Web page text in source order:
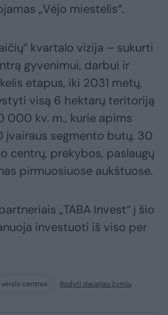
„Vėjo miestelis“.
kvartalo vizija – sukurti
gyvenimui, darbui ir
etapus, iki 2031 metų,
visą 6 hektarų teritoriją
000 kv. m., kurie apims
įvairaus segmento butų, 30
centrų, prekybos, paslaugų
pirmuosiuose aukštuose.
„TABA Invest“ į šio
investuoti iš viso per
verslo centras Rodyti daugiau žymių